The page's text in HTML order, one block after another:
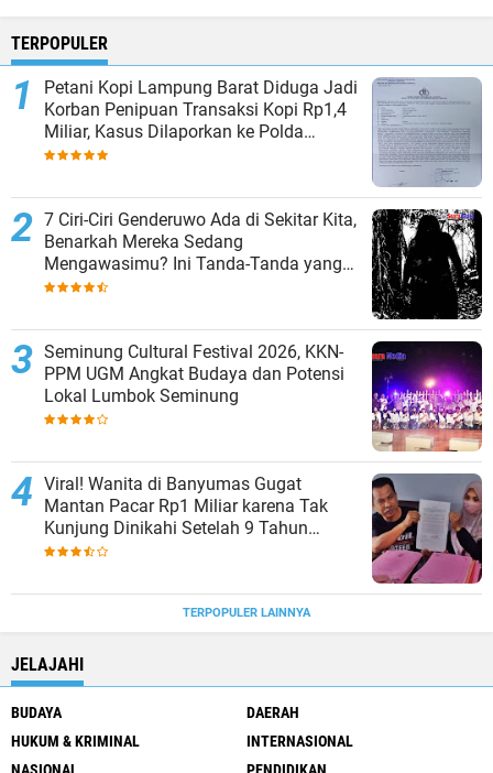
TERPOPULER
Petani Kopi Lampung Barat Diduga Jadi
Korban Penipuan Transaksi Kopi Rp1,4
Miliar, Kasus Dilaporkan ke Polda
Lampung
7 Ciri-Ciri Genderuwo Ada di Sekitar Kita,
Benarkah Mereka Sedang
Mengawasimu? Ini Tanda-Tanda yang
Sering Diabaikan
Seminung Cultural Festival 2026, KKN-
PPM UGM Angkat Budaya dan Potensi
Lokal Lumbok Seminung
Viral! Wanita di Banyumas Gugat
Mantan Pacar Rp1 Miliar karena Tak
Kunjung Dinikahi Setelah 9 Tahun
Berpacaran
TERPOPULER LAINNYA
JELAJAHI
BUDAYA
DAERAH
HUKUM & KRIMINAL
INTERNASIONAL